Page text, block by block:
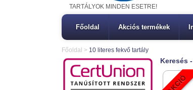
TARTÁLYOK MINDEN ESETRE!
Főoldal Akciós termékek
Főoldal > 10 literes fekvő tartály
Keresés